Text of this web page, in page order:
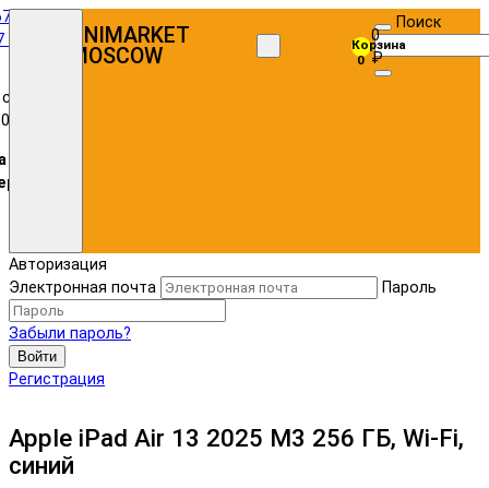
UNIMARKET
MOSCOW
Корзина
0
0
₽
Поиск
Авторизация
Электронная почта
Пароль
Забыли пароль?
Войти
Регистрация
Apple iPad Air 13 2025 M3 256 ГБ, Wi-Fi,
синий